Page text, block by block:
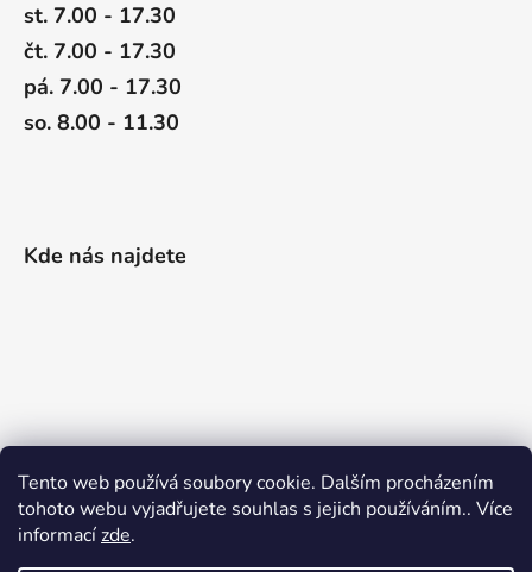
Tento web používá soubory cookie. Dalším procházením
tohoto webu vyjadřujete souhlas s jejich používáním.. Více
informacízde.
st. 7.00 - 17.30
čt. 7.00 - 17.30
pá. 7.00 - 17.30
so. 8.00 - 11.30
Kde nás najdete